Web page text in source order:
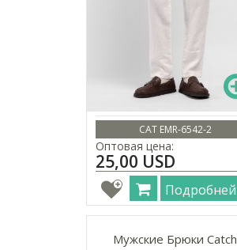
CAT EMR-6542-2
Оптовая цена:
25,00 USD
Подробней
Мужские Брюки Catch